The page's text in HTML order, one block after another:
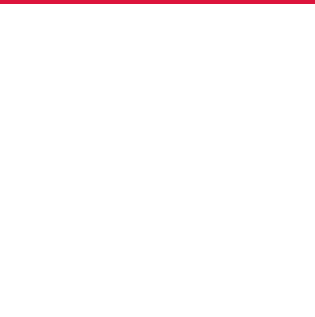
Pressekontakt
Kontakt oss